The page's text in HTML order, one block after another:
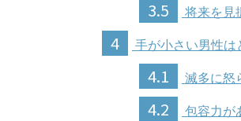
3.5 将来を見
4 手が小さい男性は
4.1 滅多に怒
4.2 包容力が